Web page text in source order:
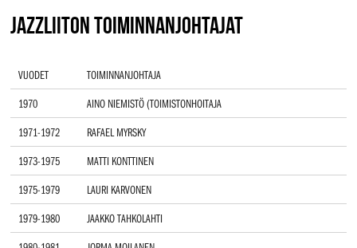
JAZZLIITON TOIMINNANJOHTAJAT
VUODET
TOIMINNANJOHTAJA
1970
AINO NIEMISTÖ (TOIMISTONHOITAJA
1971-1972
RAFAEL MYRSKY
1973-1975
MATTI KONTTINEN
1975-1979
LAURI KARVONEN
1979-1980
JAAKKO TAHKOLAHTI